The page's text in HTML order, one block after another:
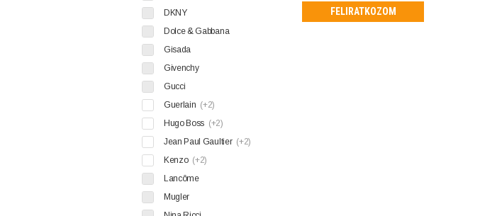
DKNY
Dolce & Gabbana
Gisada
Givenchy
Gucci
Guerlain (+2)
Hugo Boss (+2)
Jean Paul Gaultier (+2)
Kenzo (+2)
Lancôme
Mugler
FELIRATKOZOM